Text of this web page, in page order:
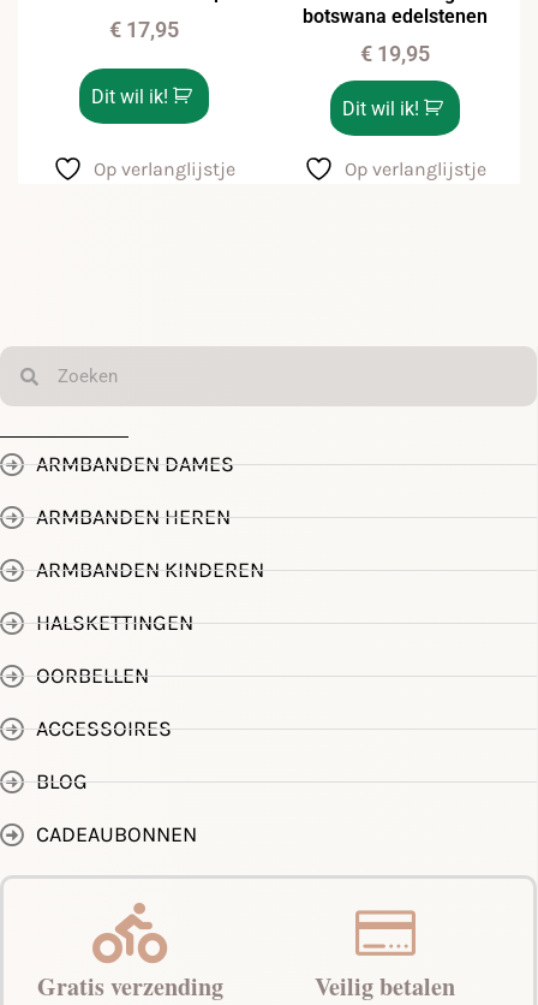
€17,95
Dit wil ik!
Op verlanglijstje
botswana edelstenen
€19,95
Dit wil ik!
Op verlanglijstje
ARMBANDEN DAMES
ARMBANDEN HEREN
ARMBANDEN KINDEREN
HALSKETTINGEN
OORBELLEN
ACCESSOIRES
BLOG
CADEAUBONNEN
Gratis verzending Veilig betalen